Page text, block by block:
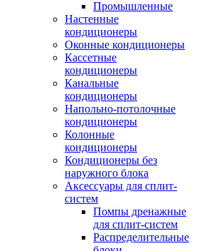
Промышленные
Настенные
кондиционеры
Оконные кондиционеры
Кассетные
кондиционеры
Канальные
кондиционеры
Напольно-потолочные
кондиционеры
Колонные
кондиционеры
Кондиционеры без
наружного блока
Аксессуары для сплит-
систем
Помпы дренажные
для сплит-систем
Распределительные